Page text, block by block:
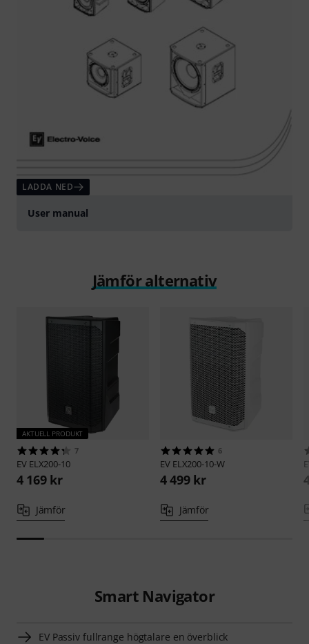
LADDA NED
User manual
Jämför alternativ
AKTUELL PRODUKT
7
EV ELX200-10
4 169 kr
Jämför
6
EV ELX200-10-W
4 499 kr
Jämför
Smart Navigator
EV Passiv fullrange högtalare en överblick